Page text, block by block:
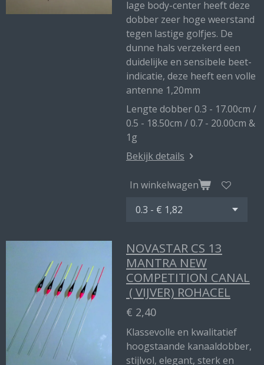
lage body-center heeft deze
dobber zeer hoge weerstand
tegen lastige golfjes. De
dunne hals verzekerd een
duidelijke en sensibele beet-
indicatie, deze heeft een volle
antenne 1,20mm
Lengte dobber 0.3 - 17.00cm /
0.5 - 18.50cm / 0.7 - 20.00cm &
1g
Bekijk details
In winkelwagen
NOVASTAR CS 13
MANTRA NEW
COMPETITION CANAL
( VIJVER) ROHACEL
€ 2,40
Klassevolle en kwalitatief
hoogstaande kanaaldobber,
stijlvol, elegant, sterk en